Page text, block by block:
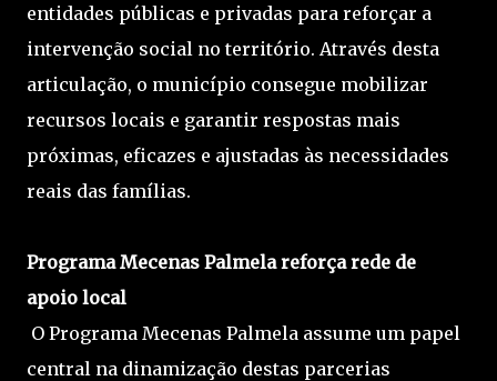
entidades públicas e privadas para reforçar a
intervenção social no território. Através desta
articulação, o município consegue mobilizar
recursos locais e garantir respostas mais
próximas, eficazes e ajustadas às necessidades
reais das famílias.
Programa Mecenas Palmela reforça rede de
apoio local
O Programa Mecenas Palmela assume um papel
central na dinamização destas parcerias